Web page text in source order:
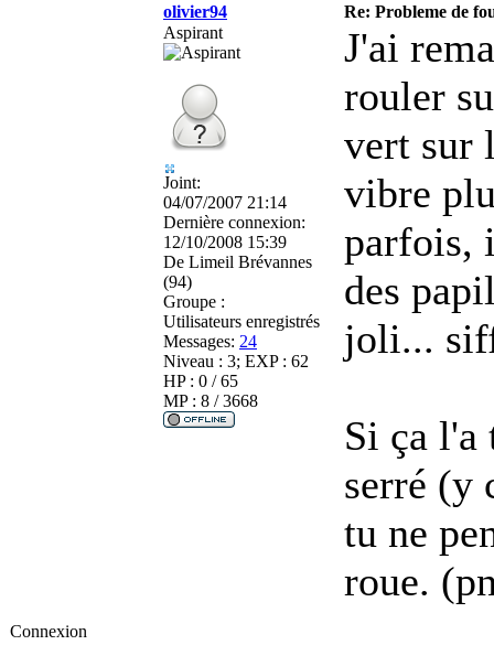
Connexion
olivier94
Re: Probleme de
Aspirant
Joint:
04/07/2007 21:14
Dernière connexion:
12/10/2008 15:39
De Limeil Brévannes
(94)
Groupe :
Utilisateurs enregistrés
Messages: 24
Niveau : 3; EXP : 62
HP : 0 / 65
MP : 8 / 3668
J'ai
rouler
vert sur
vibre
parfois,
des
joli...
Si ça l'a
serré (y
tu ne
roue.